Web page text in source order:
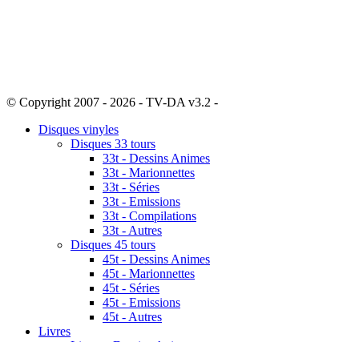
© Copyright 2007 - 2026 - TV-DA v3.2 -
Disques vinyles
Disques 33 tours
33t - Dessins Animes
33t - Marionnettes
33t - Séries
33t - Emissions
33t - Compilations
33t - Autres
Disques 45 tours
45t - Dessins Animes
45t - Marionnettes
45t - Séries
45t - Emissions
45t - Autres
Livres